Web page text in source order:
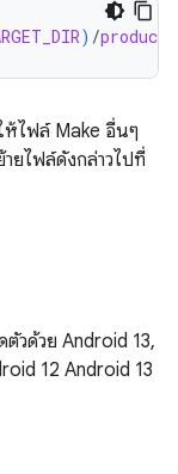
) /product
ห้ไฟล์ Make อื่นๆ
ยไฟล์ดังกล่าวไปที่
วด้วย Android 13,
12 Android 13